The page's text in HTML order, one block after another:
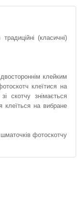
(класичні)
клейким
клеїтися на
скотчу знімається
клеїться на вибране
фотоскотчу